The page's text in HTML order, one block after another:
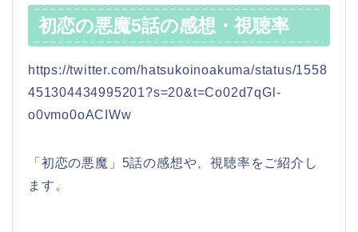
初恋の悪魔5話の感想・視聴率
https://twitter.com/hatsukoinoakuma/status/1558
451304434995201?s=20&t=Co02d7qGl-
o0vmo0oACIWw
「初恋の悪魔」5話の感想や、視聴率をご紹介し
ます。